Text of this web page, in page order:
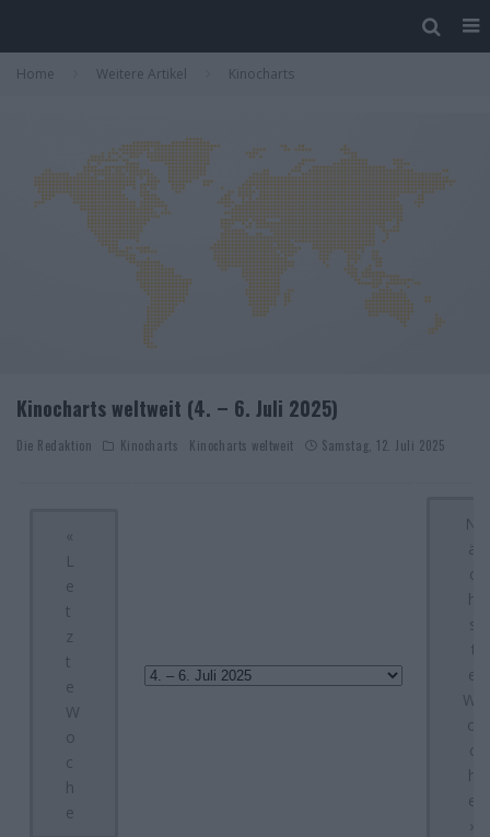
Home Weitere Artikel Kinocharts
Kinocharts weltweit (4. – 6. Juli 2025)
Die Redaktion Kinocharts Kinocharts weltweit Samstag, 12. Juli 2025
«
L
e
t
z
t
e
W
o
c
h
e
N
ä
c
h
s
t
e
W
o
c
h
e
»